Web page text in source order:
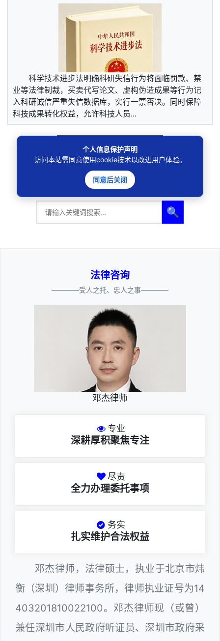
科学技术进步法明确科研失信行为将面临罚款、禁
业等法律制裁，买卖代写论文、虚构伪造成果等行为记
入科研诚信严重失信数据库，实行一票否决。同时保障
科技成果转化权益，允许科技人员...
· · · 查看更多 · · ·
🔍
法律咨询
————受人之托、忠人之事————
邓杰律师
专业
深耕厚积聚焦专注
尽责
全力办理委托事项
务实
扎实维护合法权益
邓杰律师，法律硕士，执业于北京市炜
衡（深圳）律师事务所，律师执业证号为14
403201810022100。邓杰律师现（或曾）
兼任深圳市人民政府听证员、深圳市政府采
个人信息保护声明
访问本站需同意使用cookie技术以改进用户体验。
同意后关闭